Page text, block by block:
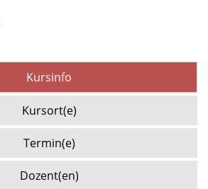
Kursinfo
Kursort(e)
Termin(e)
Dozent(en)